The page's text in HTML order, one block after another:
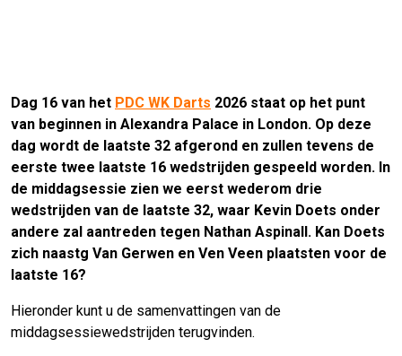
Dag 16 van het PDC WK Darts 2026 staat op het punt
van beginnen in Alexandra Palace in London. Op deze
dag wordt de laatste 32 afgerond en zullen tevens de
eerste twee laatste 16 wedstrijden gespeeld worden. In
de middagsessie zien we eerst wederom drie
wedstrijden van de laatste 32, waar Kevin Doets onder
andere zal aantreden tegen Nathan Aspinall. Kan Doets
zich naastg Van Gerwen en Ven Veen plaatsten voor de
laatste 16?
Hieronder kunt u de samenvattingen van de
middagsessiewedstrijden terugvinden.